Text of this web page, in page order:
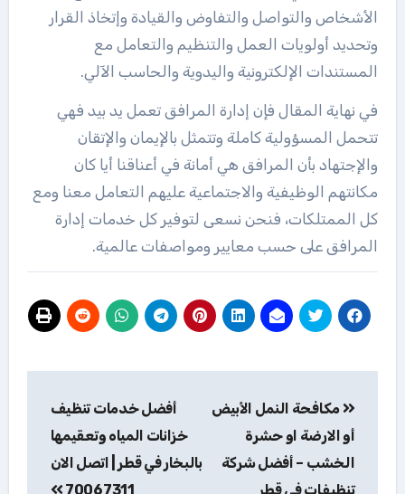
الأشخاص والتواصل والتفاوض والقيادة وإتخاذ القرار
وتحديد أولويات العمل والتنظيم والتعامل مع
المستندات الإلكترونية واليدوية والحاسب الآلي.
في نهاية المقال فإن إدارة المرافق تعمل يد بيد فهي
تتحمل المسؤولية كاملة وتتمثل بالإيمان والإتقان
والإجتهاد بأن المرافق هي أمانة في أعناقنا أيا كان
مكانتهم الوظيفية والاجتماعية عليهم التعامل معنا ومع
كل الممتلكات، فنحن نسعى لتوفير كل خدمات إدارة
المرافق على حسب معايير ومواصفات عالمية.
المقالات
مكافحة النمل الأبيض
أو الارضة او حشرة
الخشب – أفضل شركة
تنظيفات فى قطر
أفضل خدمات تنظيف
خزانات المياه وتعقيمها
بالبخار في قطر | اتصل الان
70067311